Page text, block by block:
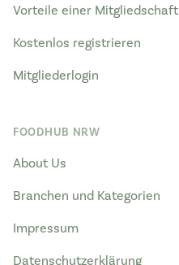
Vorteile einer Mitgliedschaft
Kostenlos registrieren
Mitgliederlogin
FOODHUB NRW
About Us
Branchen und Kategorien
Impressum
Datenschutzerklärung